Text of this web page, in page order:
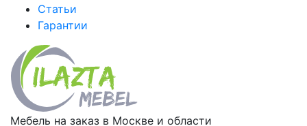
Статьи
Гарантии
Мебель на заказ в Москве и области